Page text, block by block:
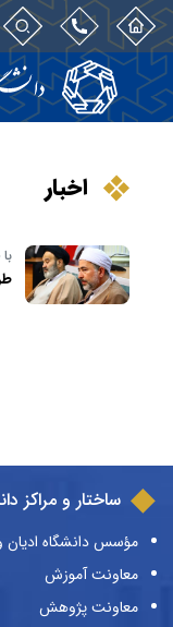
اخبار
ساختار و مراکز
مؤسس دانشگاه
معاونت آموزش
معاونت پژوهش